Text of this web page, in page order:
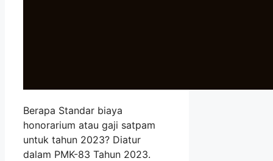
Berapa Standar biaya
honorarium atau gaji satpam
untuk tahun 2023? Diatur
dalam PMK-83 Tahun 2023.